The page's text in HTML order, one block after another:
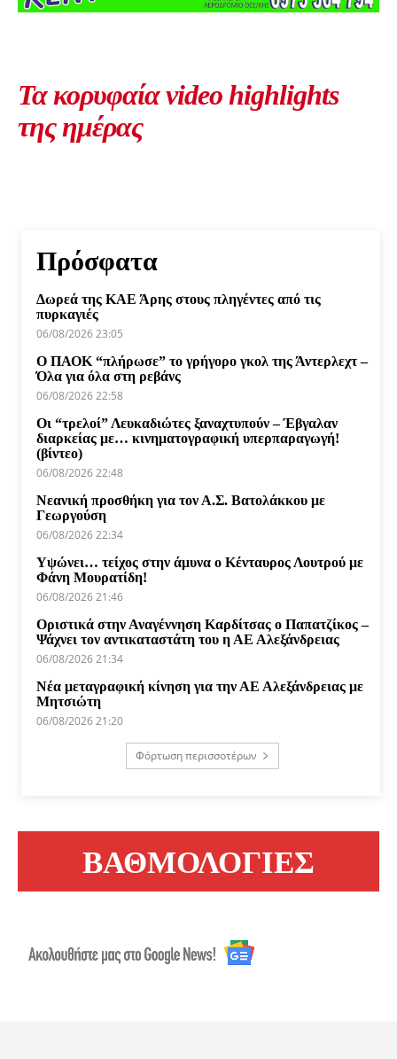
Τα κορυφαία video highlights
της ημέρας
Πρόσφατα
Δωρεά της ΚΑΕ Άρης στους πληγέντες από τις
πυρκαγιές
06/08/2026 23:05
Ο ΠΑΟΚ “πλήρωσε” το γρήγορο γκολ της Άντερλεχτ –
Όλα για όλα στη ρεβάνς
06/08/2026 22:58
Οι “τρελοί” Λευκαδιώτες ξαναχτυπούν – Έβγαλαν
διαρκείας με… κινηματογραφική υπερπαραγωγή!
(βίντεο)
06/08/2026 22:48
Νεανική προσθήκη για τον Α.Σ. Βατολάκκου με
Γεωργούση
06/08/2026 22:34
Υψώνει… τείχος στην άμυνα ο Κένταυρος Λουτρού με
Φάνη Μουρατίδη!
06/08/2026 21:46
Οριστικά στην Αναγέννηση Καρδίτσας ο Παπατζίκος –
Ψάχνει τον αντικαταστάτη του η ΑΕ Αλεξάνδρειας
06/08/2026 21:34
Νέα μεταγραφική κίνηση για την ΑΕ Αλεξάνδρειας με
Μητσιώτη
06/08/2026 21:20
Φόρτωση περισσοτέρων
ΒΑΘΜΟΛΟΓΙΕΣ